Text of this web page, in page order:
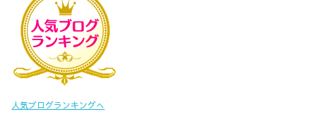
人気ブログランキングへ